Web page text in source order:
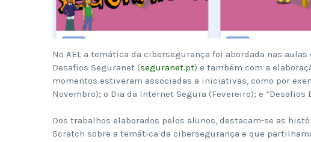
No AEL a temática da cibersegurança foi abordada nas
Desafios Seguranet (seguranet.pt) e também com a
momentos estiveram associadas a iniciativas, como por
Novembro); o Dia da Internet Segura (Fevereiro); e “Desafios
Dos trabalhos elaborados pelos alunos, destacam-se as
Scratch sobre a temática da cibersegurança e que